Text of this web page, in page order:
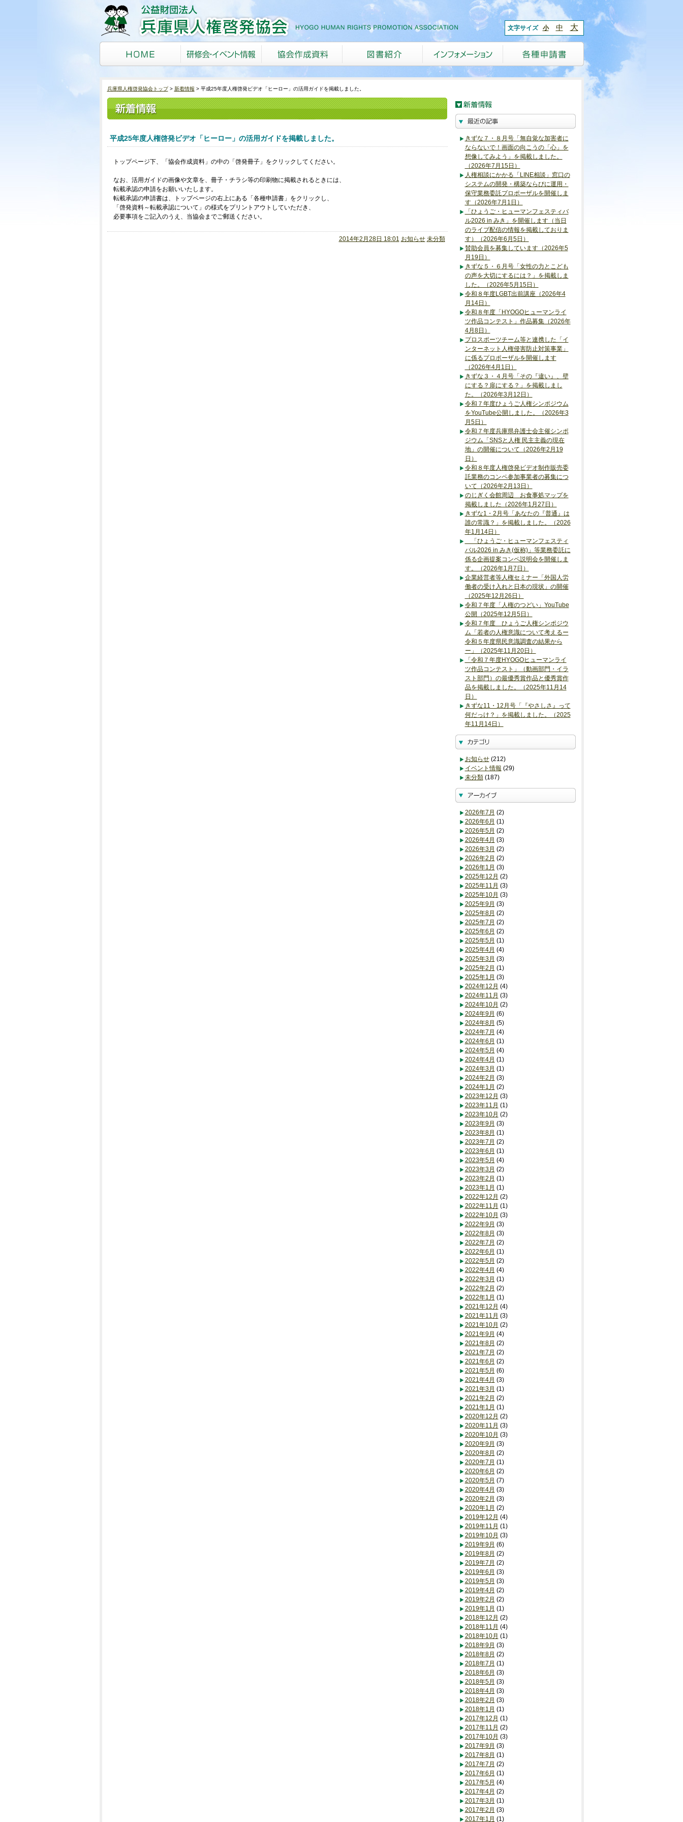
文字サイズ 小 中 大
兵庫県人権啓発協会トップ 新着情報 平成25年度人権啓発ビデオ「ヒーロー」の活用ガイドを掲載しました。
平成25年度人権啓発ビデオ「ヒーロー」の活用ガイドを掲載しました。
トップページ下、「協会作成資料」の中の「啓発冊子」をクリックしてください。
なお、活用ガイドの画像や文章を、冊子・チラシ等の印刷物に掲載されるときには、
転載承認の申請をお願いいたします。
転載承認の申請書は、トップページの右上にある「各種申請書」をクリックし、
「啓発資料～転載承認について」の様式をプリントアウトしていただき、
必要事項をご記入のうえ、当協会までご郵送ください。
2014年2月28日 18:01 お知らせ 未分類
きずな７・８月号「無自覚な加害者に
ならないで！画面の向こうの「心」を
想像してみよう」を掲載しました。
（2026年7月15日）
人権相談にかかる「LINE相談」窓口の
システムの開発・構築ならびに運用・
保守業務委託プロポーザルを開催しま
す（2026年7月1日）
「ひょうご・ヒューマンフェスティバ
ル2026 in みき」を開催します（当日
のライブ配信の情報を掲載しておりま
す）（2026年6月5日）
賛助会員を募集しています（2026年5
月19日）
きずな５・６月号「女性の力とこども
の声を大切にするには？」を掲載しま
した。（2026年5月15日）
令和８年度LGBT出前講座（2026年4
月14日）
令和８年度「HYOGOヒューマンライ
ツ作品コンテスト」作品募集（2026年
4月8日）
プロスポーツチーム等と連携した「イ
ンターネット人権侵害防止対策事業」
に係るプロポーザルを開催します
（2026年4月1日）
きずな３・４月号「その『違い』、壁
にする？扉にする？」を掲載しまし
た。（2026年3月12日）
令和７年度ひょうご人権シンポジウム
をYouTube公開しました。（2026年3
月5日）
令和７年度兵庫県弁護士会主催シンポ
ジウム「SNSと人権 民主主義の現在
地」の開催について（2026年2月19
日）
令和８年度人権啓発ビデオ制作販売委
託業務のコンペ参加事業者の募集につ
いて（2026年2月13日）
のじぎく会館周辺 お食事処マップを
掲載しました（2026年1月27日）
きずな1・2月号「あなたの『普通』は
誰の常識？」を掲載しました。（2026
年1月14日）
「ひょうご・ヒューマンフェスティ
バル2026 in みき(仮称)」等業務委託に
係る企画提案コンペ説明会を開催しま
す。（2026年1月7日）
企業経営者等人権セミナー「外国人労
働者の受け入れと日本の現状」の開催
（2025年12月26日）
令和７年度「人権のつどい」YouTube
公開（2025年12月5日）
令和７年度 ひょうご人権シンポジウ
ム「若者の人権意識について考えるー
令和５年度県民意識調査の結果から
ー」（2025年11月20日）
「令和７年度HYOGOヒューマンライ
ツ作品コンテスト」（動画部門・イラ
スト部門）の最優秀賞作品と優秀賞作
品を掲載しました。（2025年11月14
日）
きずな11・12月号「『やさしさ』って
何だっけ？」を掲載しました。（2025
年11月14日）
お知らせ(212)
イベント情報 (29)
未分類(187)
2026年7月 (2)
2026年6月 (1)
2026年5月 (2)
2026年4月 (3)
2026年3月 (2)
2026年2月 (2)
2026年1月 (3)
2025年12月 (2)
2025年11月 (3)
2025年10月 (3)
2025年9月 (3)
2025年8月 (2)
2025年7月 (2)
2025年6月 (2)
2025年5月 (1)
2025年4月 (4)
2025年3月 (3)
2025年2月 (1)
2025年1月 (3)
2024年12月 (4)
2024年11月 (3)
2024年10月 (2)
2024年9月 (6)
2024年8月 (5)
2024年7月 (4)
2024年6月 (1)
2024年5月 (4)
2024年4月 (1)
2024年3月 (1)
2024年2月 (3)
2024年1月 (2)
2023年12月 (3)
2023年11月 (1)
2023年10月 (2)
2023年9月 (3)
2023年8月 (1)
2023年7月 (2)
2023年6月 (1)
2023年5月 (4)
2023年3月 (2)
2023年2月 (1)
2023年1月 (1)
2022年12月 (2)
2022年11月 (1)
2022年10月 (3)
2022年9月 (3)
2022年8月 (3)
2022年7月 (2)
2022年6月 (1)
2022年5月 (2)
2022年4月 (4)
2022年3月 (1)
2022年2月 (2)
2022年1月 (1)
2021年12月 (4)
2021年11月 (3)
2021年10月 (2)
2021年9月 (4)
2021年8月 (2)
2021年7月 (2)
2021年6月 (2)
2021年5月 (6)
2021年4月 (3)
2021年3月 (1)
2021年2月 (2)
2021年1月 (1)
2020年12月 (2)
2020年11月 (3)
2020年10月 (3)
2020年9月 (3)
2020年8月 (2)
2020年7月 (1)
2020年6月 (2)
2020年5月 (7)
2020年4月 (3)
2020年2月 (3)
2020年1月 (2)
2019年12月 (4)
2019年11月 (1)
2019年10月 (3)
2019年9月 (6)
2019年8月 (2)
2019年7月 (2)
2019年6月 (3)
2019年5月 (3)
2019年4月 (2)
2019年2月 (2)
2019年1月 (1)
2018年12月 (2)
2018年11月 (4)
2018年10月 (1)
2018年9月 (3)
2018年8月 (2)
2018年7月 (1)
2018年6月 (3)
2018年5月 (3)
2018年4月 (3)
2018年2月 (3)
2018年1月 (1)
2017年12月 (1)
2017年11月 (2)
2017年10月 (3)
2017年9月 (3)
2017年8月 (1)
2017年7月 (2)
2017年6月 (1)
2017年5月 (4)
2017年4月 (2)
2017年3月 (1)
2017年2月 (3)
2017年1月 (1)